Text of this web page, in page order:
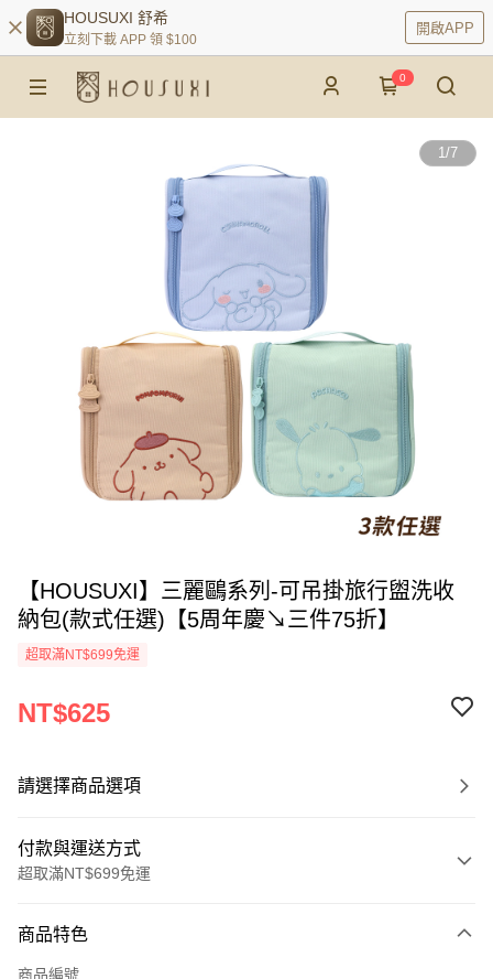
HOUSUXI 舒希
立刻下載 APP 領 $100
開啟APP
0
1/7
【HOUSUXI】三麗鷗系列-可吊掛旅行盥洗收
納包(款式任選)【5周年慶↘三件75折】
超取滿NT$699免運
NT$625
請選擇商品選項
付款與運送方式
超取滿NT$699免運
信用卡一次付款
商品特色
商品編號